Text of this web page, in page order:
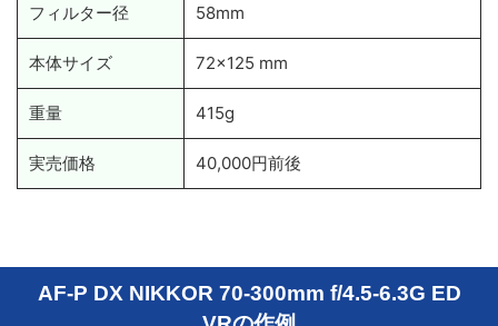
フィルター径 58mm
本体サイズ 72x125 mm
重量 415g
実売価格 40,000円前後
AF-P DX NIKKOR 70-300mm f/4.5-6.3G ED